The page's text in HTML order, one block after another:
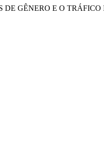
DE GÊNERO E O